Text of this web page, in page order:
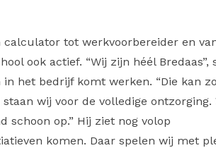
tot werkvoorbereider en
ook actief. “Wij zijn héél Bredaas”,
het bedrijf komt werken. “Die kan
wij voor de volledige ontzorging.
schoon op.” Hij ziet nog volop
komen. Daar spelen wij met